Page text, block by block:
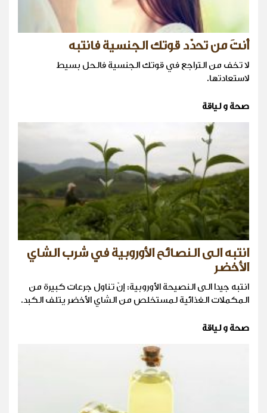
أنتَ من تحدّد قوتك الجنسية فانتبه
لا تخف من التراجع في قوتك الجنسية فالحل بسيط
لاستعادتها.
صحة و لياقة
انتبه الى النصائح الأوروبية في شرب الشاي
الأخضر
انتبه جيدا الى النصيحة الأوروبية: إنّ تناول جرعات كبيرة من
المكملات الغذائية لمستخلص من الشاي الأخضر يتلف الكبد.
صحة و لياقة